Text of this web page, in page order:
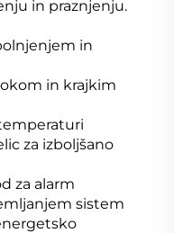
in praznjenju.
in
in krajkim
za izboljšano
za alarm
sistem